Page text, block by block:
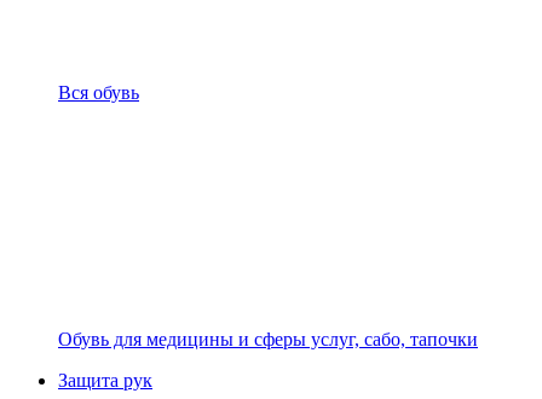
Вся обувь
Обувь для медицины и сферы услуг, сабо, тапочки
Защита рук